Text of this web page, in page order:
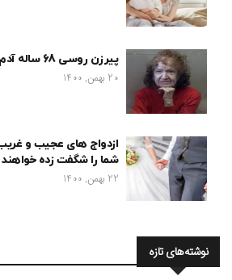
پیرزن روسی 68 ساله آدم خوار
20 بهمن, 1400
ازدواج های عجیب و
شما را شگفت زده خواهند
22 بهمن, 1400
نوشته‌های تازه